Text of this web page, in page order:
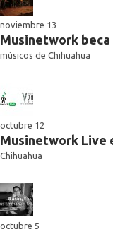
noviembre 13
Musinetwork beca
músicos de Chihuahua
octubre 12
Musinetwork Live
Chihuahua
octubre 5